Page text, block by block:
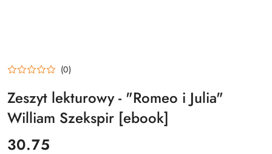
(0)
Zeszyt lekturowy - "Romeo i Julia"
William Szekspir [ebook]
cena:
30.75